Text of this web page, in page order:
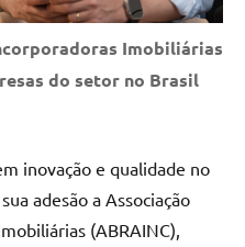
Imobiliárias
do setor no Brasil
inovação e qualidade no
adesão a Associação
(ABRAINC),